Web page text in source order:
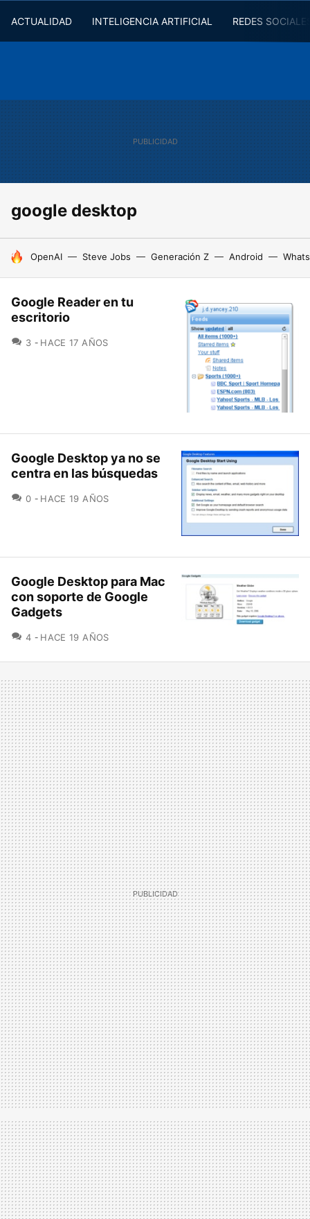
ACTUALIDAD INTELIGENCIA ARTIFICIAL REDES
google desktop
HOY SE HABLA DE
OpenAI Steve Jobs Generación Z Android
Google Reader en tu
escritorio
3 COMENTARIOS
HACE 17 AÑOS
Google Desktop ya no se
centra en las búsquedas
0 COMENTARIOS
HACE 19 AÑOS
Google Desktop para Mac
con soporte de Google
Gadgets
4 COMENTARIOS
HACE 19 AÑOS